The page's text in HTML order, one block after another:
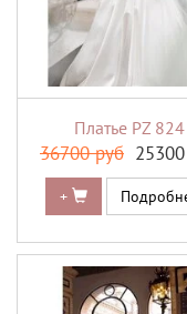
Платье PZ 824
36700 руб
+